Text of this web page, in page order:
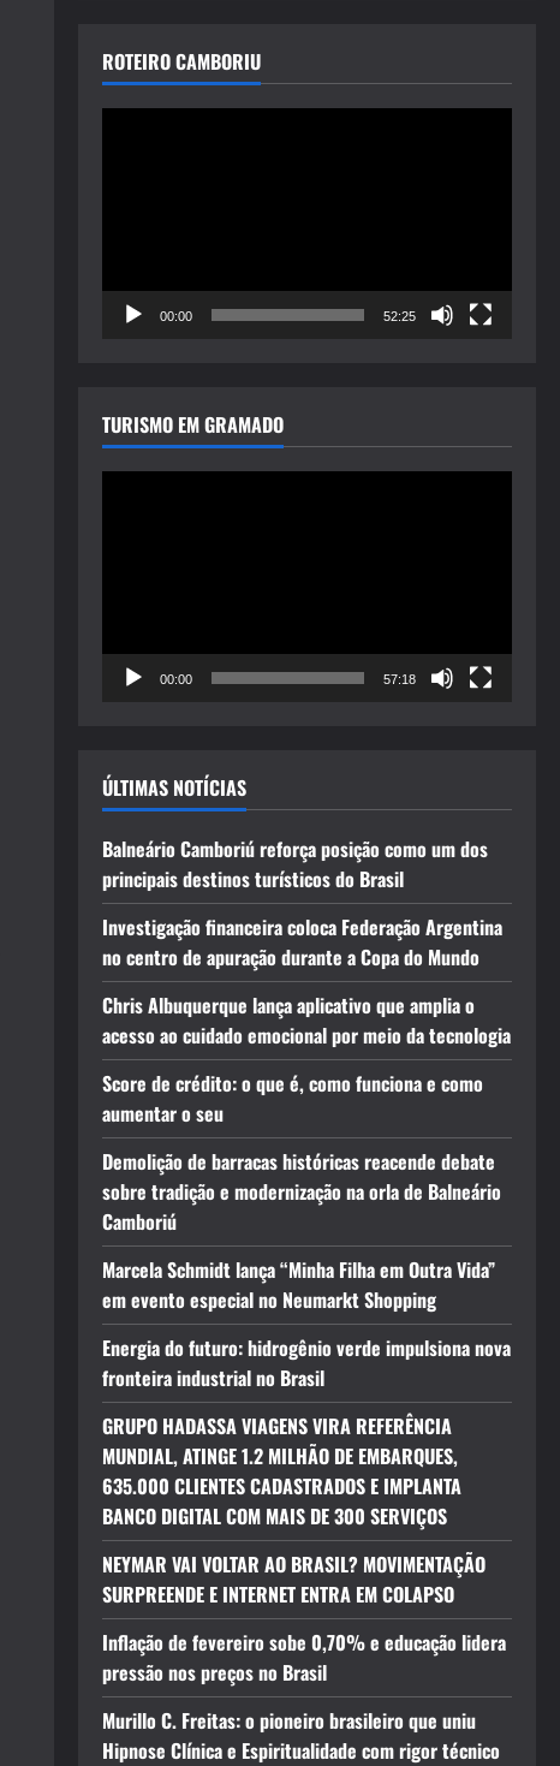
ROTEIRO CAMBORIU
00:00 52:25
TURISMO EM GRAMADO
00:00 57:18
ÚLTIMAS NOTÍCIAS
Balneário Camboriú reforça posição como um dos
principais destinos turísticos do Brasil
Investigação financeira coloca Federação Argentina
no centro de apuração durante a Copa do Mundo
Chris Albuquerque lança aplicativo que amplia o
acesso ao cuidado emocional por meio da tecnologia
Score de crédito: o que é, como funciona e como
aumentar o seu
Demolição de barracas históricas reacende debate
sobre tradição e modernização na orla de Balneário
Camboriú
Marcela Schmidt lança “Minha Filha em Outra Vida”
em evento especial no Neumarkt Shopping
Energia do futuro: hidrogênio verde impulsiona nova
fronteira industrial no Brasil
GRUPO HADASSA VIAGENS VIRA REFERÊNCIA
MUNDIAL, ATINGE 1.2 MILHÃO DE EMBARQUES,
635.000 CLIENTES CADASTRADOS E IMPLANTA
BANCO DIGITAL COM MAIS DE 300 SERVIÇOS
NEYMAR VAI VOLTAR AO BRASIL? MOVIMENTAÇÃO
SURPREENDE E INTERNET ENTRA EM COLAPSO
Inflação de fevereiro sobe 0,70% e educação lidera
pressão nos preços no Brasil
Murillo C. Freitas: o pioneiro brasileiro que uniu
Hipnose Clínica e Espiritualidade com rigor técnico